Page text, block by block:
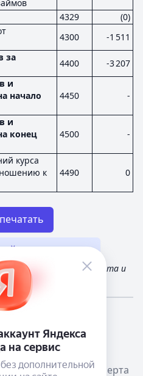
4329
(0)
4300
-1 511
за
4400
-3 207
и
начало
4450 -
и
конец
4500 -
курса
к
4490 0
отчетность
источников Росстата и
службы России
о сервисе
информации
Оферта